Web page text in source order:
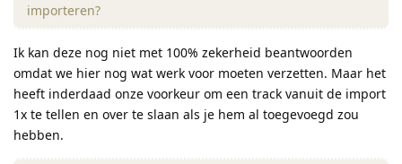
importeren?
Ik kan deze nog niet met 100% zekerheid beantwoorden
omdat we hier nog wat werk voor moeten verzetten. Maar het
heeft inderdaad onze voorkeur om een track vanuit de import
1x te tellen en over te slaan als je hem al toegevoegd zou
hebben.